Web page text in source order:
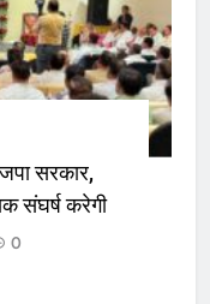
सरकार,
संघर्ष करेगी
0